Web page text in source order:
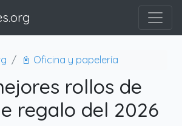
📓 Oficina y papelería
rollos de
regalo del 2026